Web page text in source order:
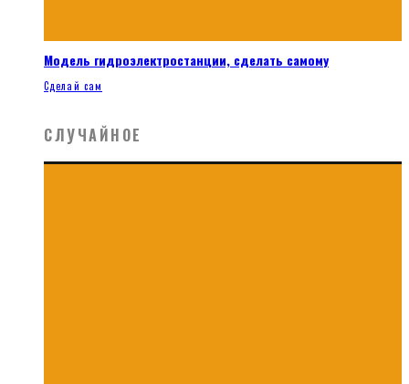
Модель гидроэлектростанции, сделать самому
Сделай сам
СЛУЧАЙНОЕ